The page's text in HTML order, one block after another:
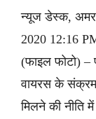
न्यूज डेस्क, अमर
2020 12:16
(फाइल फोटो)
वायरस के
मिलने की नीति